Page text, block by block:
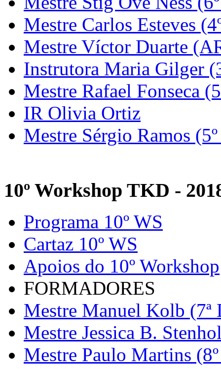
Mestre Carlos Esteves
Mestre Víctor Duarte
Instrutora Maria Gilger
Mestre Rafael Fonseca
IR Olivia Ortiz
Mestre Sérgio Ramos
10º Workshop TKD -
Programa 10º WS
Cartaz 10º WS
Apoios do 10º Workshop
FORMADORES
Mestre Manuel Kolb (7ª
Mestre Jessica B.
Mestre Paulo Martins